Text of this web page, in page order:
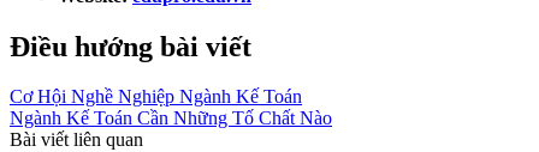
Điều hướng bài viết
Cơ Hội Nghề Nghiệp Ngành Kế Toán
Ngành Kế Toán Cần Những Tố Chất Nào
Bài viết liên quan